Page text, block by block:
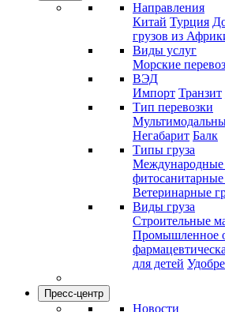
Направления
Китай Турция
грузов из
Виды услуг
Морские
ВЭД
Импорт Транзит
Тип перевозки
Негабарит Балк
Типы груза
Международные
Ветеринарные
Виды груза
Строительные
Промышленное
для детей
Пресс-центр
Новости